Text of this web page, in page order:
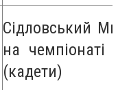
Сідловський
на чемпіонаті
(кадети)